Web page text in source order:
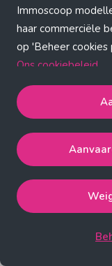
Immoscoop
haar commerciële
op 'Beheer cookies
Ons cookiebeleid
Aanvaard alle
noodzakelijke,
cookies.
de strict
Weiger